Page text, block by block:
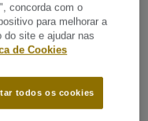
baixas, contribuindo
polivinílico de
concorda com o
para melhorar a
do site e ajudar nas
de Cookies
todos os cookies